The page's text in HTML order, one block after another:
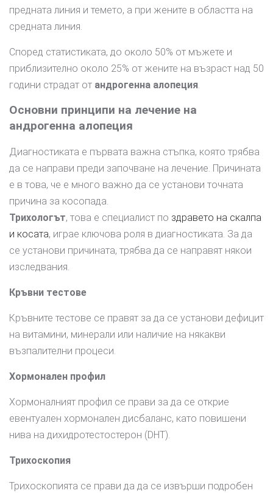
предната линия и темето, а при жените в областта на
средната линия.
Според статистиката, до около 50% от мъжете и
приблизително около 25% от жените на възраст над 50
години страдат от андрогенна алопеция.
Основни принципи на лечение на
андрогенна алопеция
Диагностиката е първата важна стъпка, която трябва
да се направи преди започване на лечение. Причината
е в това, че е много важно да се установи точната
причина за косопада.
Трихологът, това е специалист по здравето на скалпа
и косата, играе ключова роля в диагностиката. За да
се установи причината, трябва да се направят някои
изследвания.
Кръвни тестове
Кръвните тестове се правят за да се установи дефицит
на витамини, минерали или наличие на някакви
възпалителни процеси.
Хормонален профил
Хормоналният профил се прави за да се открие
евентуален хормонален дисбаланс, като повишени
нива на дихидротестостерон (DHT).
Трихоскопия
Трихоскопията се прави да да се извърши подробен